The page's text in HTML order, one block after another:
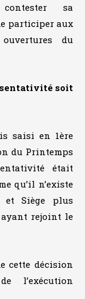
sa
participer aux
du
soit
saisi en 1ère
du Printemps
était
qu’il n’existe
et Siège plus
ayant rejoint le
cette décision
l’exécution